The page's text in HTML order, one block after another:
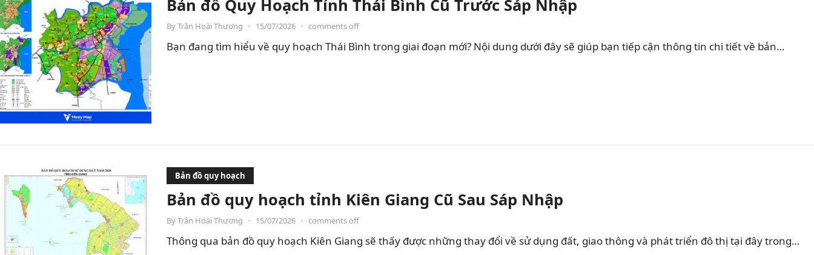
Bản đồ Quy Hoạch Tỉnh Thái Bình Cũ Trước Sáp Nhập
ByTrần Hoài Thương • 15/07/2026 • comments off
Bạn đang tìm hiểu về quy hoạch Thái Bình trong giai đoạn mới? Nội dung dưới đây sẽ giúp bạn tiếp cận thông tin chi tiết về bản…
Bản đồ quy hoạch
Bản đồ quy hoạch tỉnh Kiên Giang Cũ Sau Sáp Nhập
ByTrần Hoài Thương • 15/07/2026 • comments off
Thông qua bản đồ quy hoạch Kiên Giang sẽ thấy được những thay đổi về sử dụng đất, giao thông và phát triển đô thị tại đây trong…